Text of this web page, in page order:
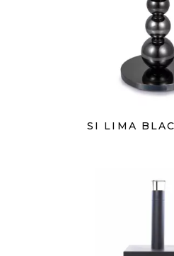
SI LIMA